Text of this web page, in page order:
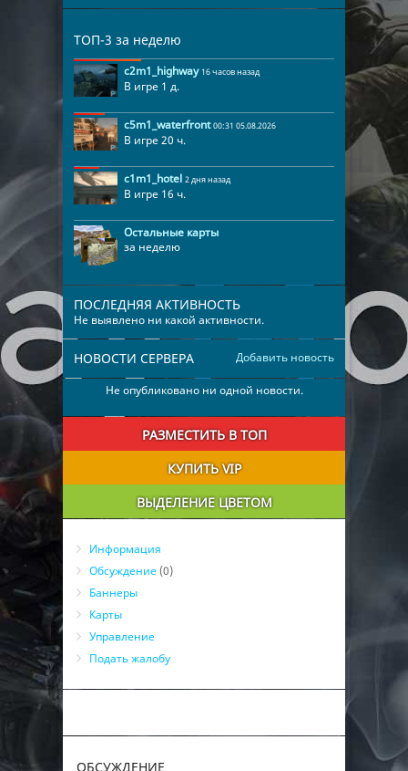
ТОП-3 за неделю
c2m1_highway 16 часов назад
В игре 1 д.
c5m1_waterfront 00:31 05.08.2026
В игре 20 ч.
c1m1_hotel 2 дня назад
В игре 16 ч.
Остальные карты
за неделю
ПОСЛЕДНЯЯ АКТИВНОСТЬ
Не выявлено ни какой активности.
Добавить новость
НОВОСТИ СЕРВЕРА
Не опубликовано ни одной новости.
РАЗМЕСТИТЬ В ТОП
КУПИТЬ VIP
ВЫДЕЛЕНИЕ ЦВЕТОМ
Информация
Обсуждение (0)
Баннеры
Карты
Управление
Подать жалобу
ОБСУЖДЕНИЕ